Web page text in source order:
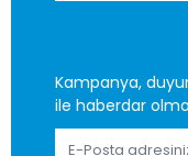
Kampanya,
ile haberdar